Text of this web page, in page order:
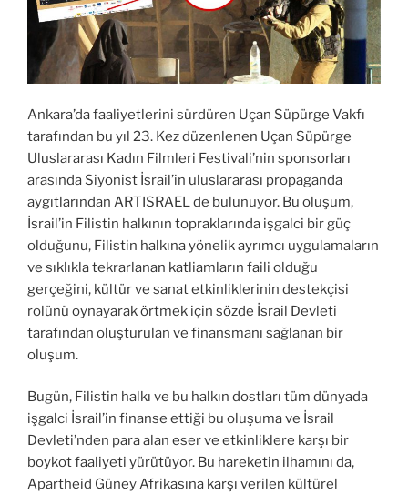
Ankara’da faaliyetlerini sürdüren Uçan Süpürge Vakfı
tarafından bu yıl 23. Kez düzenlenen Uçan Süpürge
Uluslararası Kadın Filmleri Festivali’nin sponsorları
arasında Siyonist İsrail’in uluslararası propaganda
aygıtlarından ARTISRAEL de bulunuyor. Bu oluşum,
İsrail’in Filistin halkının topraklarında işgalci bir güç
olduğunu, Filistin halkına yönelik ayrımcı uygulamaların
ve sıklıkla tekrarlanan katliamların faili olduğu
gerçeğini, kültür ve sanat etkinliklerinin destekçisi
rolünü oynayarak örtmek için sözde İsrail Devleti
tarafından oluşturulan ve finansmanı sağlanan bir
oluşum.
Bugün, Filistin halkı ve bu halkın dostları tüm dünyada
işgalci İsrail’in finanse ettiği bu oluşuma ve İsrail
Devleti’nden para alan eser ve etkinliklere karşı bir
boykot faaliyeti yürütüyor. Bu hareketin ilhamını da,
Apartheid Güney Afrikasına karşı verilen kültürel